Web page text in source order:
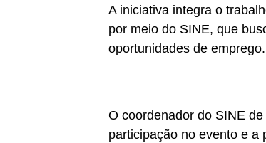
A iniciativa integra o
por meio do SINE, que
oportunidades de emprego.
O coordenador do SINE
participação no evento e a